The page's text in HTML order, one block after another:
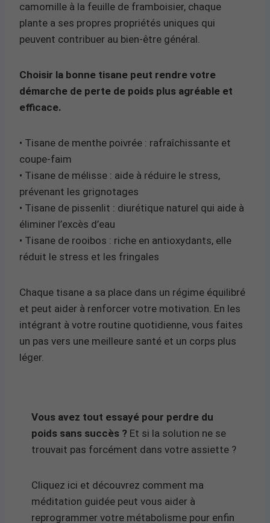
camomille à la feuille de framboisier, chaque
plante a ses propres propriétés uniques qui
peuvent contribuer au bien-être général.
Choisir la bonne tisane peut rendre votre
démarche de perte de poids plus agréable et
efficace.
• Tisane de menthe poivrée : rafraîchissante et
coupe-faim
• Tisane de mélisse : aide à réduire le stress,
prévenant les grignotages
• Tisane de pissenlit : diurétique naturel qui aide à
éliminer l’excès d’eau
• Tisane de rooibos : riche en antioxydants, elle
réduit le stress et les fringales
Chaque tisane a sa place dans un régime équilibré
et peut aider à renforcer votre motivation. En les
intégrant à votre routine quotidienne, vous faites
un pas vers une meilleure santé et un corps plus
léger.
Vous avez tout essayé pour perdre du
poids sans succès ? Et si la solution ne se
trouvait pas forcément dans votre assiette ?
Cliquez ici et découvrez comment ma
méditation guidée peut vous aider à
reprogrammer votre métabolisme pour enfin